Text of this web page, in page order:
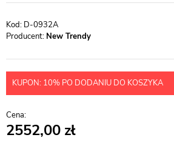
D-0932A
Producent: New Trendy
KUPON: 10% PO DODANIU DO KOSZYKA
2552,00